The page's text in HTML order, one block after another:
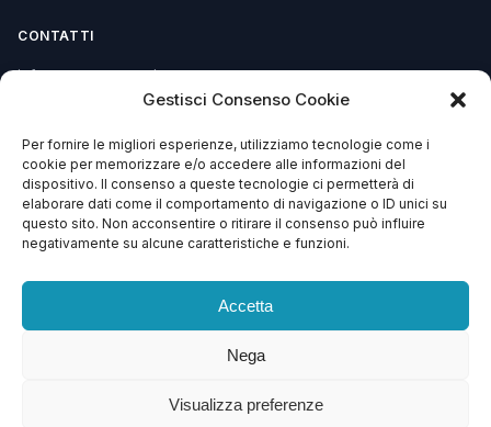
Gestisci Consenso Cookie
Per fornire le migliori esperienze, utilizziamo tecnologie come i
cookie per memorizzare e/o accedere alle informazioni del
dispositivo. Il consenso a queste tecnologie ci permetterà di
elaborare dati come il comportamento di navigazione o ID unici su
questo sito. Non acconsentire o ritirare il consenso può influire
negativamente su alcune caratteristiche e funzioni.
Accetta
Nega
Visualizza preferenze
CONTATTI
info@soccorsowp.it
PEC: gtechgroup@pec.it
Privacy Policy
Cookie Policy
Termini e Condizioni
1.500,00